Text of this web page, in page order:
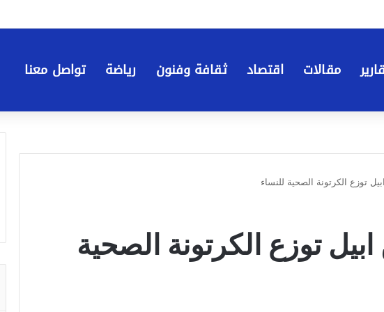
مقالات اقتصاد ثقافة وفنون رياضة تواصل معنا
توزع الكرتونة الصحية للنساء
توزع الكرتونة الصحية